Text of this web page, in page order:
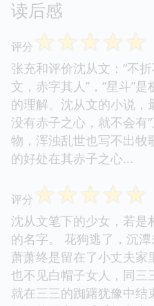
读后感
评分 ☆☆☆☆☆
张充和评价沈从文：“不
文，赤字其人”，“星斗”
的理解。沈从文的小说，
没有赤子之心，就不会有“
物，浑浊乱世也写不出牧
的好处在其赤子之心...
评分 ☆☆☆☆☆
沈从文笔下的少女，若是
的名字。 花狗逃了，沉
萧萧终是留在了小丈夫家
也不见白帽子女人，同三
就在三三的踟躇犹豫中结